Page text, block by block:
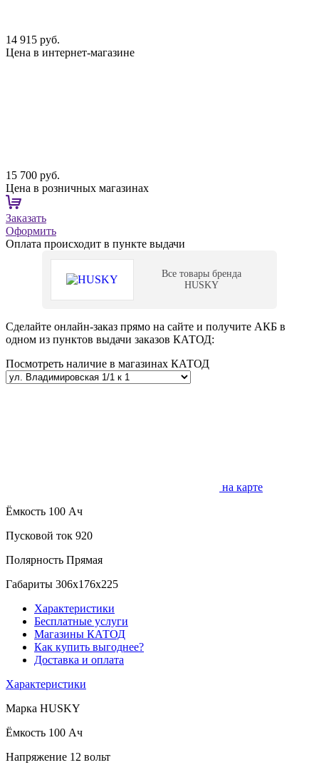
14 915 руб.
Цена в интернет-магазине
15 700 руб.
Цена в розничных магазинах
Заказать
Оформить
Оплата происходит в пункте выдачи
Все товары бренда
HUSKY
Сделайте онлайн-заказ прямо на сайте и получите АКБ в
одном из пунктов выдачи заказов КАТОД:
Посмотреть наличие в магазинах КАТОД
на карте
Ёмкость 100 Ач
Пусковой ток 920
Полярность Прямая
Габариты 306x176x225
Характеристики
Бесплатные услуги
Магазины КАТОД
Как купить выгоднее?
Доставка и оплата
Характеристики
Марка HUSKY
Ёмкость 100 Ач
Напряжение 12 вольт